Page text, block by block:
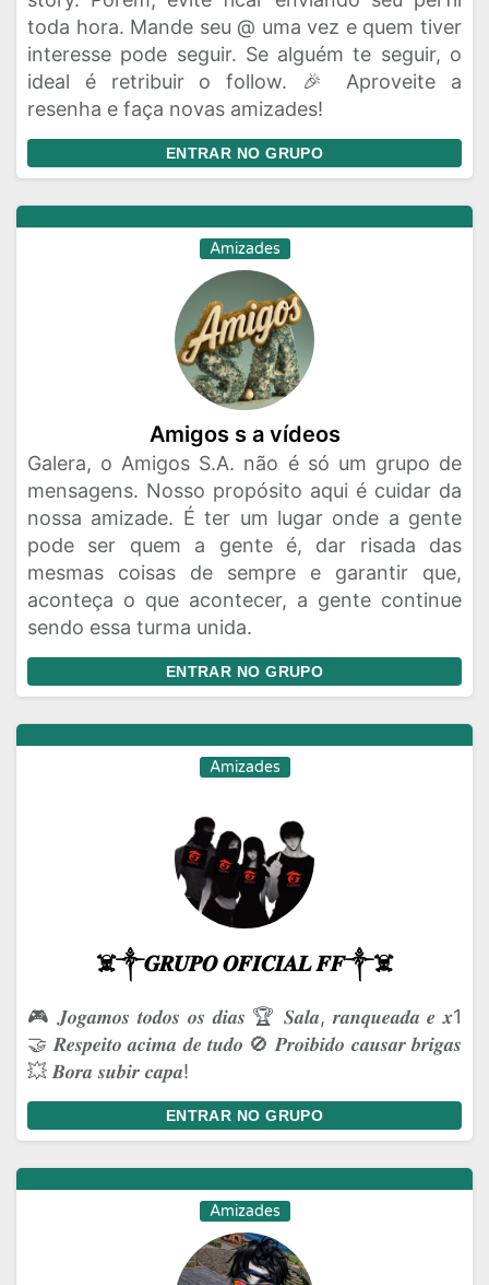
toda hora. Mande seu @ uma vez e quem tiver
interesse pode seguir. Se alguém te seguir, o
ideal é retribuir o follow. 🎉 Aproveite a
resenha e faça novas amizades!
ENTRAR NO GRUPO
Amizades
Amigos s a vídeos
Galera, o Amigos S.A. não é só um grupo de
mensagens. Nosso propósito aqui é cuidar da
nossa amizade. É ter um lugar onde a gente
pode ser quem a gente é, dar risada das
mesmas coisas de sempre e garantir que,
aconteça o que acontecer, a gente continue
sendo essa turma unida.
ENTRAR NO GRUPO
Amizades
☠️༒𝑮𝑹𝑼𝑷𝑶 𝑶𝑭𝑰𝑪𝑰𝑨𝑳 𝑭𝑭༒☠️
🎮 𝑱𝒐𝒈𝒂𝒎𝒐𝒔 𝒕𝒐𝒅𝒐𝒔 𝒐𝒔 𝒅𝒊𝒂𝒔 🏆 𝑺𝒂𝒍𝒂, 𝒓𝒂𝒏𝒒𝒖𝒆𝒂𝒅𝒂 𝒆 𝒙1
🤝 𝑹𝒆𝒔𝒑𝒆𝒊𝒕𝒐 𝒂𝒄𝒊𝒎𝒂 𝒅𝒆 𝒕𝒖𝒅𝒐 🚫 𝑷𝒓𝒐𝒊𝒃𝒊𝒅𝒐 𝒄𝒂𝒖𝒔𝒂𝒓 𝒃𝒓𝒊𝒈𝒂𝒔
💥 𝑩𝒐𝒓𝒂 𝒔𝒖𝒃𝒊𝒓 𝒄𝒂𝒑𝒂!
ENTRAR NO GRUPO
Amizades